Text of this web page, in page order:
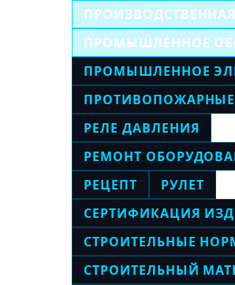
ПРОМЫШЛЕННОЕ
ПРОМЫШЛЕННОЕ
ПРОТИВОПОЖАРНЫЕ
РЕЛЕ ДАВЛЕНИЯ
РЕМОНТ
РЕЦЕПТ
РУЛЕТ
СЕРТИФИКАЦИЯ
СТРОИТЕЛЬНЫЕ
СТРОИТЕЛЬНЫЙ